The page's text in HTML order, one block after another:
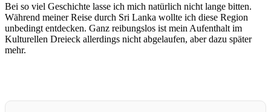
Bei so viel Geschichte lasse ich mich natürlich nicht lange bitten.
Während meiner Reise durch Sri Lanka wollte ich diese Region
unbedingt entdecken. Ganz reibungslos ist mein Aufenthalt im
Kulturellen Dreieck allerdings nicht abgelaufen, aber dazu später
mehr.